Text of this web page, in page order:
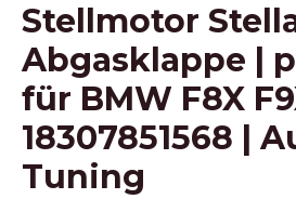
Stellmotor
Abgasklappe |
für BMW F8X
18307851568 |
Tuning